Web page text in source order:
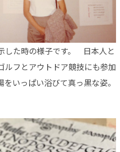
した時の様子です。 日本人と
ルフとアウトドア競技にも参加
いっぱい浴びて真っ黒な姿。